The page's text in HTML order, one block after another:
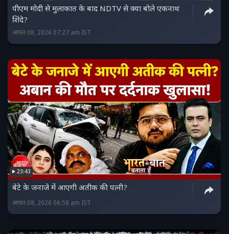
पीएम मोदी से मुलाकात के बाद NDTV से क्या बोले एकनाथ
शिंदे?
अगस्त 08, 2026 07:27 am IST
23:43
बेटे के जनाजे में आएगी अतीक की पत्नी?
अगस्त 08, 2026 06:58 am IST